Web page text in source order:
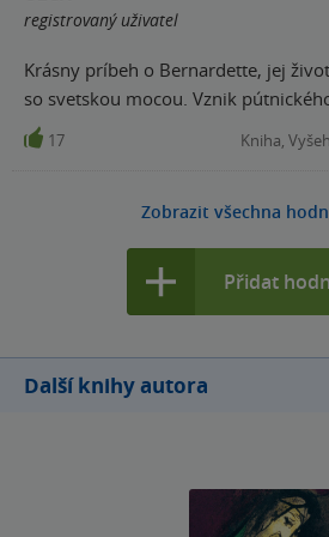
registrovaný uživatel
Krásny príbeh o Bernardette, jej
so svetskou mocou. Vznik
17 Kniha,
Zobrazit všechna
Přidat
Další knihy autora